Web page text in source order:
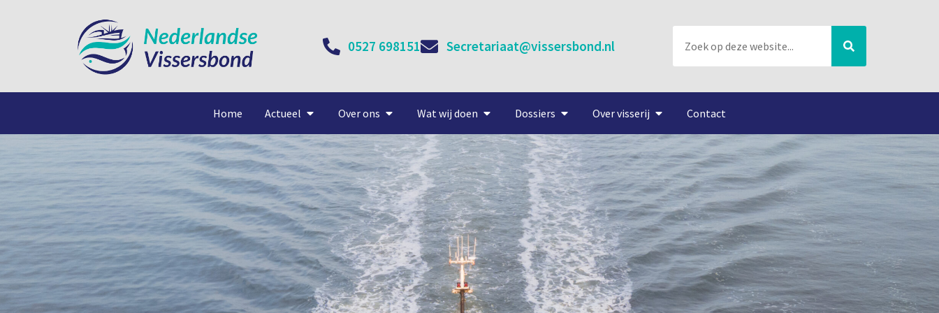
0527 698151 Secretariaat@vissersbond.nl
Home Actueel Over ons Wat wij doen Dossiers Over visserij Contact